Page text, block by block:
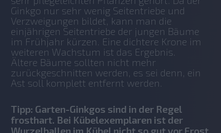
Ginkgo nur sehr wenig Seitentriebe und
Verzweigungen bildet, kann man die
einjährigen Seitentriebe der jungen Bäume
im Frühjahr kürzen. Eine dichtere Krone im
weiteren Wachstum ist das Ergebnis.
Ältere Bäume sollten nicht mehr
zurückgeschnitten werden, es sei denn, ein
Ast soll komplett entfernt werden.
Tipp: Garten-Ginkgos sind in der Regel
frosthart. Bei Kübelexemplaren ist der